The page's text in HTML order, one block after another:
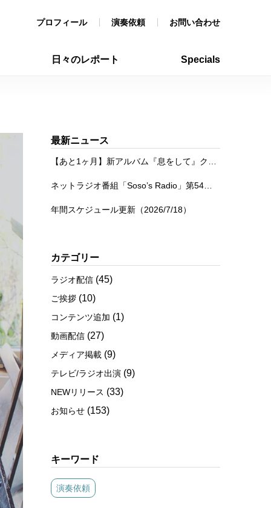
プロフィール 演奏依頼 お問い合わせ
日々のレポート Specials
最新ニュース
年間スケジュール更新（2026/7/18）
カテゴリー
ラジオ配信 (45)
ご挨拶 (10)
コンテンツ追加 (1)
動画配信 (27)
メディア掲載 (9)
テレビ/ラジオ出演 (9)
NEWリリース (33)
お知らせ (153)
キーワード
演奏依頼